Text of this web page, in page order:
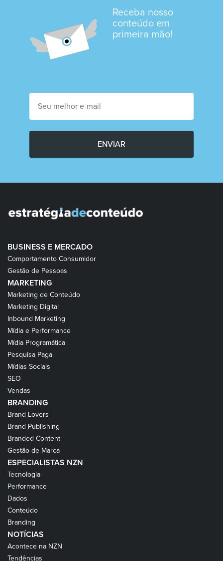
Receba nosso
conteúdo em
primeira mão!
ENVIAR
BUSINESS E MERCADO
Comportamento Consumidor
Gestão de Pessoas
MARKETING
Marketing de Conteúdo
Marketing Digital
Inbound Marketing
Mídia e Performance
Mídia Programática
Pesquisa Paga
Mídias Sociais
SEO
Vendas
BRANDING
Brand Lovers
Brand Publishing
Branded Content
Gestão de Marca
ESPECIALISTAS NZN
Tecnologia
Performance
Dados
Conteúdo
Branding
NOTÍCIAS
Acontece na NZN
Tendências